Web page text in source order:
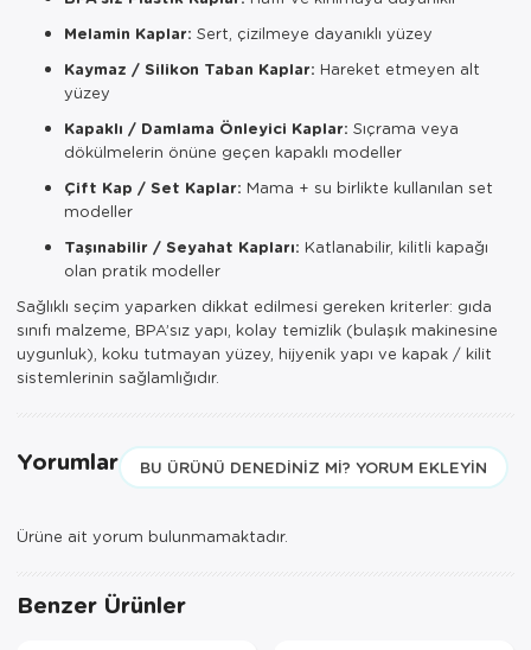
Melamin Kaplar: Sert, çizilmeye dayanıklı yüzey
Kaymaz / Silikon Taban Kaplar: Hareket etmeyen alt
yüzey
Kapaklı / Damlama Önleyici Kaplar: Sıçrama veya
dökülmelerin önüne geçen kapaklı modeller
Çift Kap / Set Kaplar: Mama + su birlikte kullanılan set
modeller
Taşınabilir / Seyahat Kapları: Katlanabilir, kilitli kapağı
olan pratik modeller
Sağlıklı seçim yaparken dikkat edilmesi gereken kriterler: gıda
sınıfı malzeme, BPA’sız yapı, kolay temizlik (bulaşık makinesine
uygunluk), koku tutmayan yüzey, hijyenik yapı ve kapak / kilit
sistemlerinin sağlamlığıdır.
Yorumlar BU ÜRÜNÜ DENEDINIZ MI? YORUM EKLEYIN
Ürüne ait yorum bulunmamaktadır.
Benzer Ürünler